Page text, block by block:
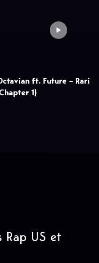
ft. Future – Rari
1)
US et